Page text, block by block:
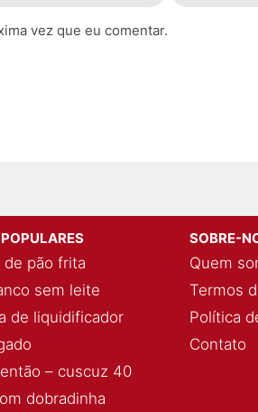
vez que eu comentar.
de pão frita
sem leite
de liquidificador
– cuscuz 40
dobradinha
SOBRE-
Quem
Termos
Política
Contato